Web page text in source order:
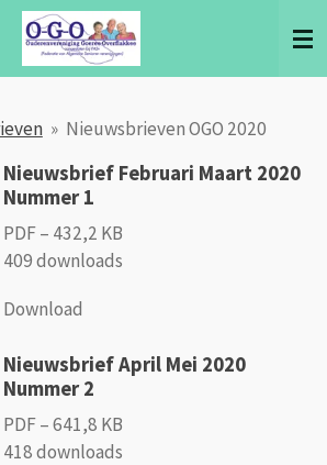
» Nieuwsbrieven OGO 2020
Nieuwsbrief Februari Maart 2020
Nummer 1
PDF – 432,2 KB
409 downloads
Download
Nieuwsbrief April Mei 2020
Nummer 2
PDF – 641,8 KB
418 downloads